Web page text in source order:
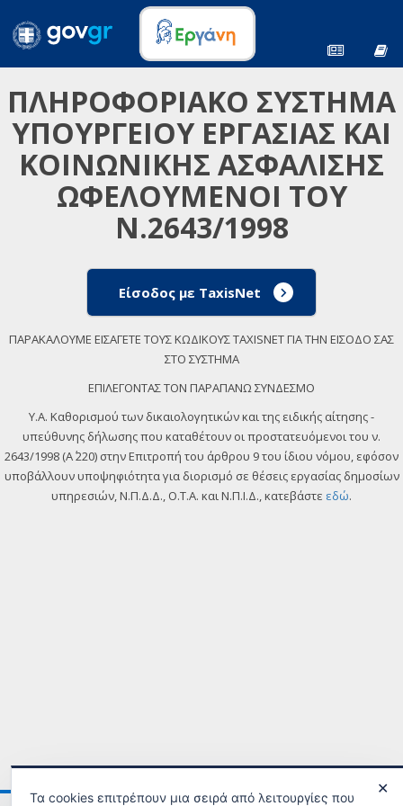
ΠΛΗΡΟΦΟΡΙΑΚΟ ΣΥΣΤΗΜΑ
ΥΠΟΥΡΓΕΙΟΥ ΕΡΓΑΣΙΑΣ ΚΑΙ
ΚΟΙΝΩΝΙΚΗΣ ΑΣΦΑΛΙΣΗΣ
ΩΦΕΛΟΥΜΕΝΟΙ ΤΟΥ
Ν.2643/1998
Είσοδος με TaxisNet
ΠΑΡΑΚΑΛΟΥΜΕ ΕΙΣΑΓΕΤΕ ΤΟΥΣ ΚΩΔΙΚΟΥΣ TAXISNET ΓΙΑ ΤΗΝ ΕΙΣΟΔΟ ΣΑΣ
ΣΤΟ ΣΥΣΤΗΜΑ
ΕΠΙΛΕΓΟΝΤΑΣ ΤΟΝ ΠΑΡΑΠΑΝΩ ΣΥΝΔΕΣΜΟ
Y.A. Καθορισμού των δικαιολογητικών και της ειδικής αίτησης -
υπεύθυνης δήλωσης που καταθέτουν οι προστατευόμενοι του ν.
2643/1998 (Α΄ 220) στην Επιτροπή του άρθρου 9 του ίδιου νόμου, εφόσον
υποβάλλουν υποψηφιότητα για διορισμό σε θέσεις εργασίας δημοσίων
υπηρεσιών, Ν.Π.Δ.Δ., Ο.Τ.Α. και Ν.Π.Ι.Δ., κατεβάστε εδώ.
✕
Τα cookies επιτρέπουν μια σειρά από λειτουργίες που